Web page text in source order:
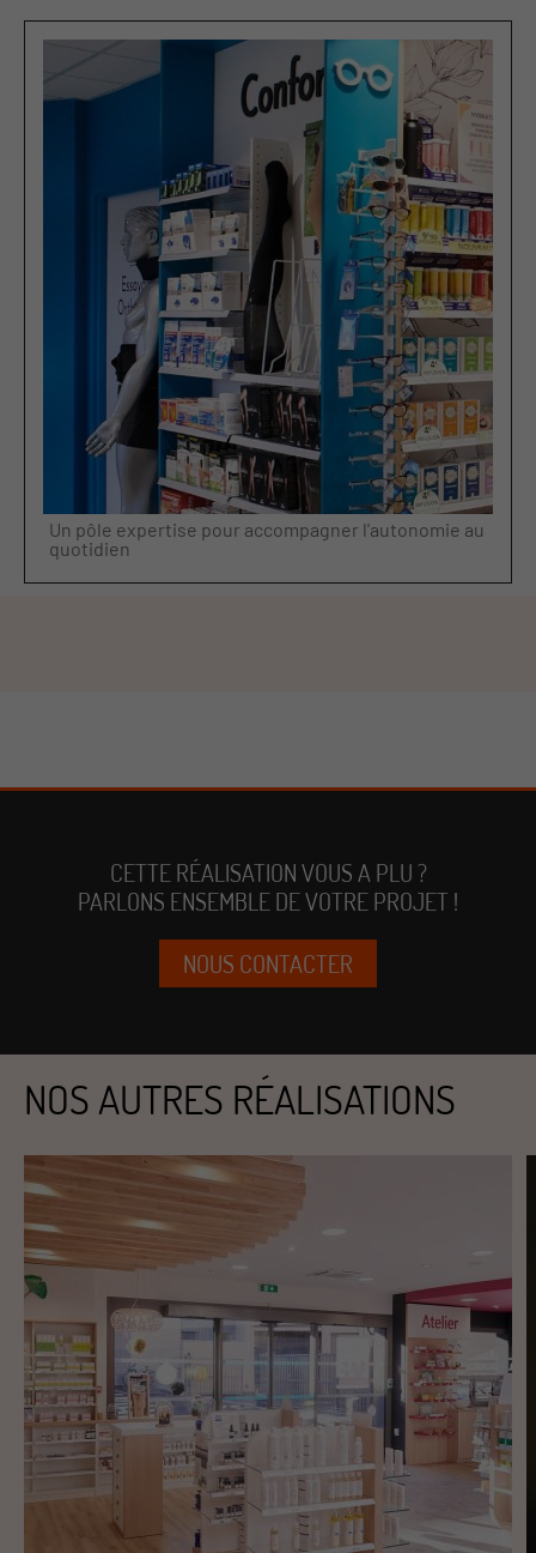
Un pôle expertise pour accompagner l'autonomie au
quotidien
CETTE RÉALISATION VOUS A PLU ?
PARLONS ENSEMBLE DE VOTRE PROJET !
NOUS CONTACTER
NOS AUTRES RÉALISATIONS